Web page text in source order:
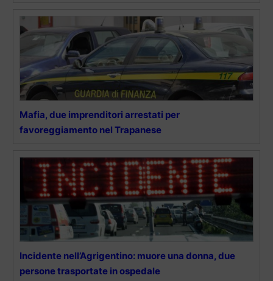
Mafia, due imprenditori arrestati per
favoreggiamento nel Trapanese
Incidente nell’Agrigentino: muore una donna, due
persone trasportate in ospedale